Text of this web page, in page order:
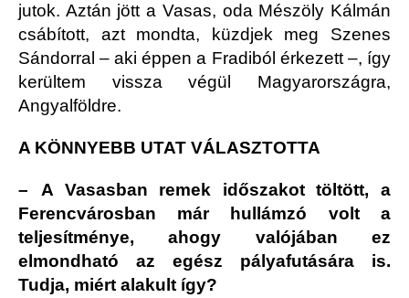
jutok. Aztán jött a Vasas, oda Mészöly Kálmán
csábított, azt mondta, küzdjek meg Szenes
Sándorral – aki éppen a Fradiból érkezett –, így
kerültem vissza végül Magyarországra,
Angyalföldre.
A KÖNNYEBB UTAT VÁLASZTOTTA
– A Vasasban remek időszakot töltött, a
Ferencvárosban már hullámzó volt a
teljesítménye, ahogy valójában ez
elmondható az egész pályafutására is.
Tudja, miért alakult így?